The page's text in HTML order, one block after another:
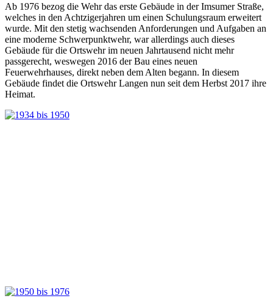
Ab 1976 bezog die Wehr das erste Gebäude in der Imsumer Straße,
welches in den Achtzigerjahren um einen Schulungsraum erweitert
wurde. Mit den stetig wachsenden Anforderungen und Aufgaben an
eine moderne Schwerpunktwehr, war allerdings auch dieses
Gebäude für die Ortswehr im neuen Jahrtausend nicht mehr
passgerecht, weswegen 2016 der Bau eines neuen
Feuerwehrhauses, direkt neben dem Alten begann. In diesem
Gebäude findet die Ortswehr Langen nun seit dem Herbst 2017 ihre
Heimat.